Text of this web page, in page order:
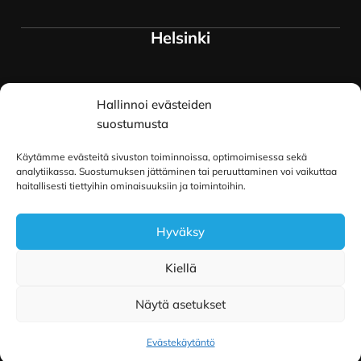
Hallinnoi evästeiden
suostumusta
Käytämme evästeitä sivuston toiminnoissa, optimoimisessa sekä
analytiikassa. Suostumuksen jättäminen tai peruuttaminen voi vaikuttaa
haitallisesti tiettyihin ominaisuuksiin ja toimintoihin.
Hyväksy
Kiellä
Näytä asetukset
Evästekäytäntö
Helsinki
Myymälä ja keskusvarasto
Siltavuorenranta 18
00170 Helsinki
Oulu
Kauppurienkatu 34
90100 Oulu
Copyright © 2026 Pilailu-Puoti | Toteutus ja ylläpito